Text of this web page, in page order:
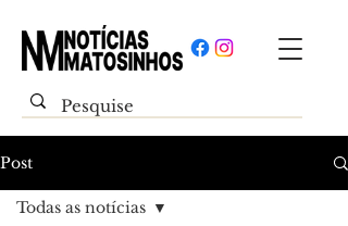
Post
Todas as notícias